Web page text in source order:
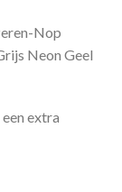
Nop
Neon Geel
extra